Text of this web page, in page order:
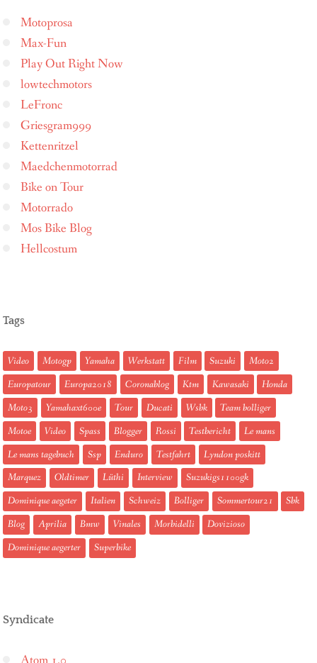
Motoprosa
Max-Fun
Play Out Right Now
lowtechmotors
LeFronc
Griesgram999
Kettenritzel
Maedchenmotorrad
Bike on Tour
Motorrado
Mos Bike Blog
Hellcostum
Tags
Video Motogp Yamaha Werkstatt Film Suzuki
Moto2
Europatour
Europa2018 Coronablog Ktm Kawasaki
Honda
Moto3
Yamahaxt600e Tour Ducati Wsbk
Team bolliger
Motoe
Video Spass Blogger Rossi Testbericht
Le mans
Le mans tagebuch
Ssp Enduro Testfahrt
Lyndon poskitt
Marquez
Oldtimer Lüthi Interview
Suzukigs1100gk
Dominique aegeter
Italien Schweiz Bolliger Sommertour21
Sbk
Blog
Aprilia Bmw Vinales Morbidelli
Dovizioso
Dominique aegerter
Superbike
Syndicate